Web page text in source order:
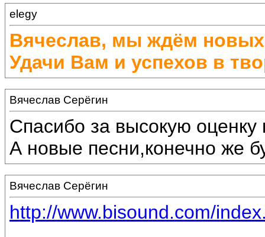
elegy
Вячеслав, мы ждём
Удачи Вам и успехов в
Вячеслав Серёгин
Спасибо за высокую оценку
А новые песни,конечно же
Вячеслав Серёгин
http://www.bisound.com/